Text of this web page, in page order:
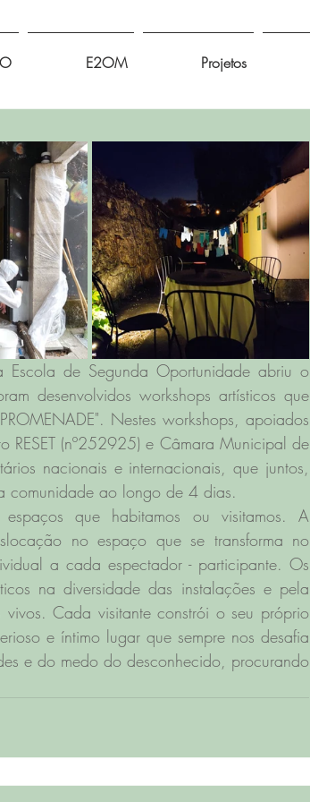
Escola de Segunda Oportunidade abriu o
desenvolvidos workshops artísticos que
Nestes workshops, apoiados
RESET (nº252925) e Câmara Municipal de
nacionais e internacionais, que juntos,
comunidade ao longo de 4 dias.
espaços que habitamos ou visitamos. A
no espaço que se transforma no
a cada espectador - participante. Os
na diversidade das instalações e pela
Cada visitante constrói o seu próprio
e íntimo lugar que sempre nos desafia
e do medo do desconhecido, procurando
E2OM Projetos